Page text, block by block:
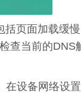
页面加载缓
查当前的
设备网络设